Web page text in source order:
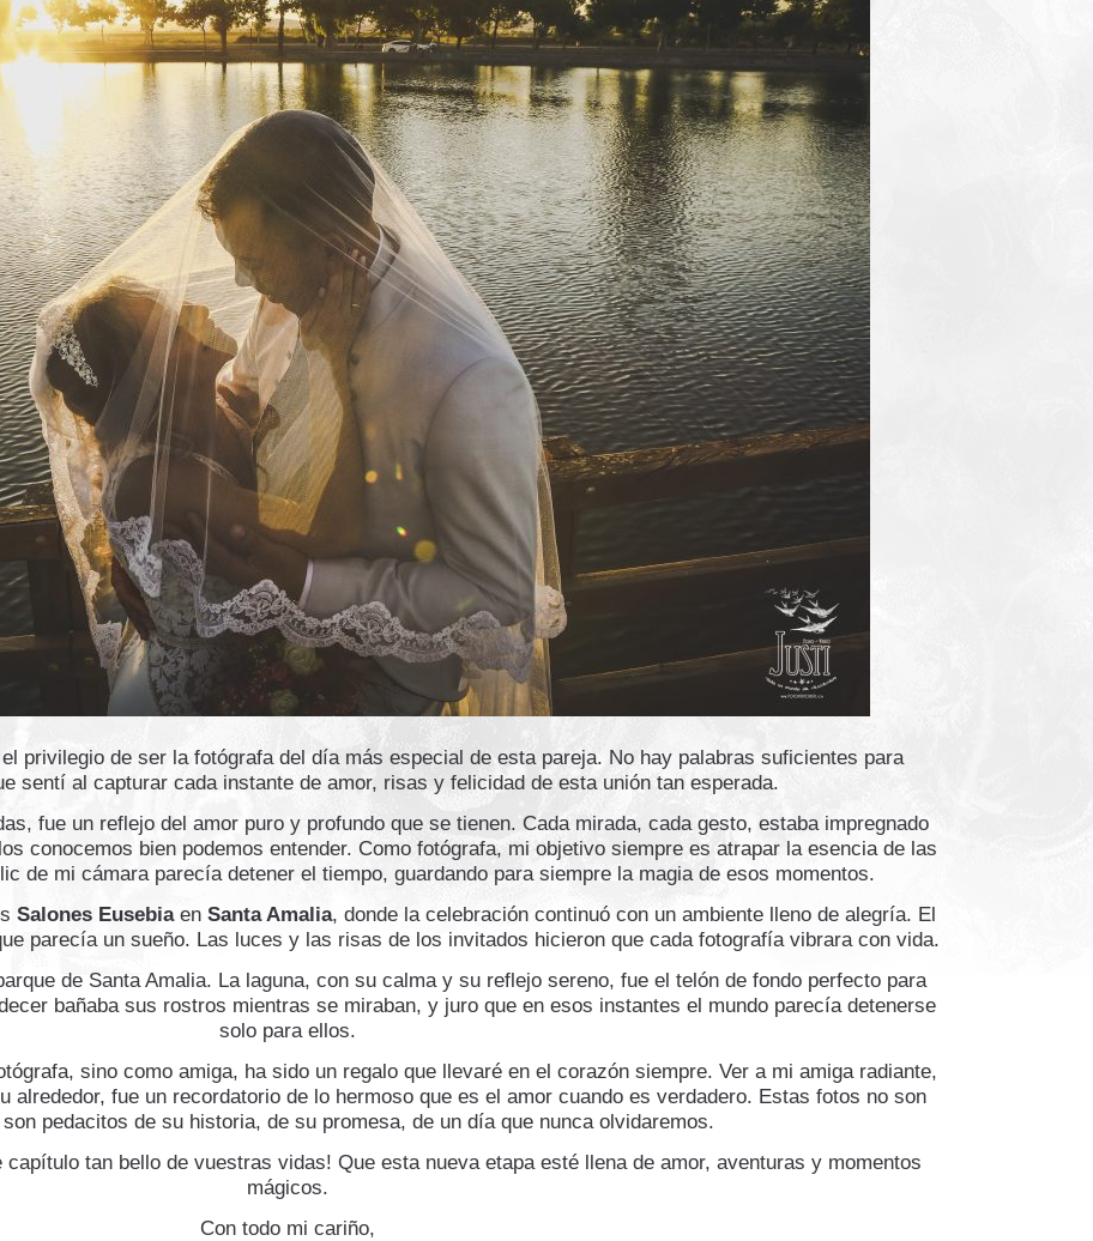
privilegio de ser la fotógrafa del día más especial de esta pareja. No hay palabras suficientes para
sentí al capturar cada instante de amor, risas y felicidad de esta unión tan esperada.
fue un reflejo del amor puro y profundo que se tienen. Cada mirada, cada gesto, estaba impregnado
conocemos bien podemos entender. Como fotógrafa, mi objetivo siempre es atrapar la esencia de las
de mi cámara parecía detener el tiempo, guardando para siempre la magia de esos momentos.
Salones Eusebiaen Santa Amalia, donde la celebración continuó con un ambiente lleno de alegría. El
parecía un sueño. Las luces y las risas de los invitados hicieron que cada fotografía vibrara con vida.
de Santa Amalia. La laguna, con su calma y su reflejo sereno, fue el telón de fondo perfecto para
bañaba sus rostros mientras se miraban, y juro que en esos instantes el mundo parecía detenerse
solo para ellos.
sino como amiga, ha sido un regalo que llevaré en el corazón siempre. Ver a mi amiga radiante,
alrededor, fue un recordatorio de lo hermoso que es el amor cuando es verdadero. Estas fotos no son
pedacitos de su historia, de su promesa, de un día que nunca olvidaremos.
tan bello de vuestras vidas! Que esta nueva etapa esté llena de amor, aventuras y momentos
mágicos.
Con todo mi cariño,